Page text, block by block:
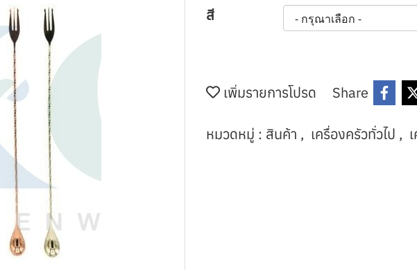
สี
เพิ่มรายการโปรด Share
หมวดหมู่ : สินค้า , เครื่องครัวทั่วไป ,